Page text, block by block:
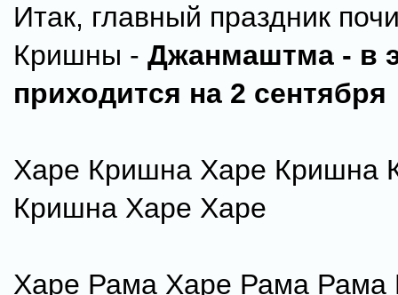
Итак, главный праздник
Кришны - Джанмаштма - в
приходится на 2 сентября
Харе Кришна Харе Кришна
Кришна Харе Харе
Харе Рама Харе Рама Рама